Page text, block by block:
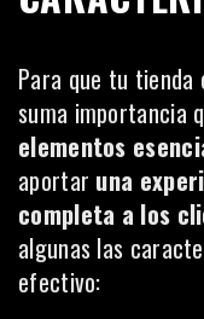
Para que tu tienda
suma importancia
elementos
aportar una
completa a los
algunas las
efectivo: